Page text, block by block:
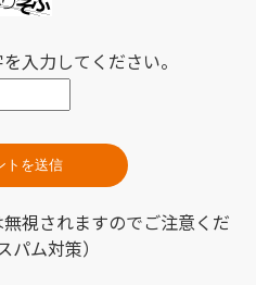
入力してください。
視されますのでご注意くだ
パム対策）